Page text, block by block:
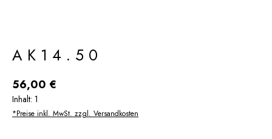
AK14.50
Regulärer Preis:
56,00 €
Inhalt: 1
*Preise inkl. MwSt. zzgl. Versandkosten